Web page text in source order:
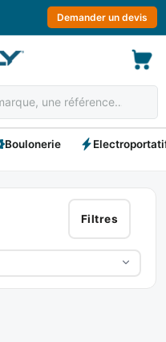
Demander un devis
Boulonerie
Filtres